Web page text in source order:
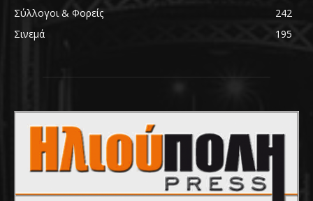
Σύλλογοι & Φορείς
242
Σινεμά
195